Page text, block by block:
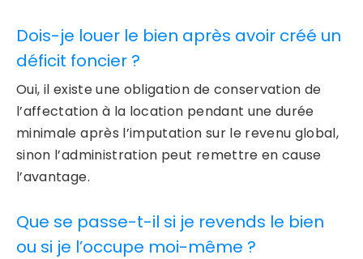
Dois-je louer le bien après avoir créé un
déficit foncier ?
Oui, il existe une obligation de conservation de
l’affectation à la location pendant une durée
minimale après l’imputation sur le revenu global,
sinon l’administration peut remettre en cause
l’avantage.
Que se passe-t-il si je revends le bien
ou si je l’occupe moi-même ?